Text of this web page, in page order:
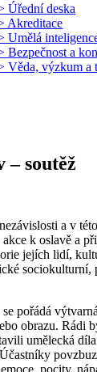
Úřední deska
Akreditace
Umělá
Bezpečnost a
Věda, výzkum a
soutěž
a v
akce k oslavě a
jejích lidí,
pořádá
obrazu. Rádi
umělecká